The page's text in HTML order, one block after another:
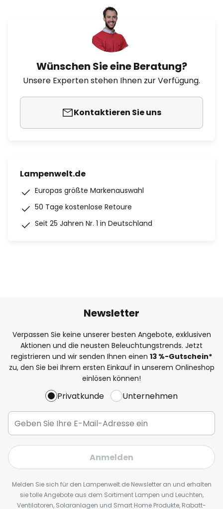
Wünschen Sie eine Beratung?
Unsere Experten stehen Ihnen zur Verfügung.
Kontaktieren Sie uns
Lampenwelt.de
Europas größte Markenauswahl
50 Tage kostenlose Retoure
Seit 25 Jahren Nr. 1 in Deutschland
Newsletter
Verpassen Sie keine unserer besten Angebote, exklusiven
Aktionen und die neusten Beleuchtungstrends. Jetzt
registrieren und wir senden Ihnen einen 13 %-Gutschein*
zu, den Sie bei Ihrem ersten Einkauf in unserem Onlineshop
einlösen können!
Privatkunde Unternehmen
Anmelden
Melden Sie sich für den Lampenwelt.de Newsletter an und erhalten
sie tolle Angebote aus dem Sortiment Lampen und Leuchten,
Ventilatoren, Solaranlagen und Smart Home Produkte, Rabatt-